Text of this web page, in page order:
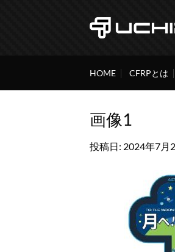
HOME CFRPとは
画像1
投稿日: 2024年7月